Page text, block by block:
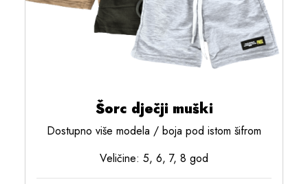
Šorc dječji muški
Dostupno više modela / boja pod istom šifrom
Veličine: 5, 6, 7, 8 god